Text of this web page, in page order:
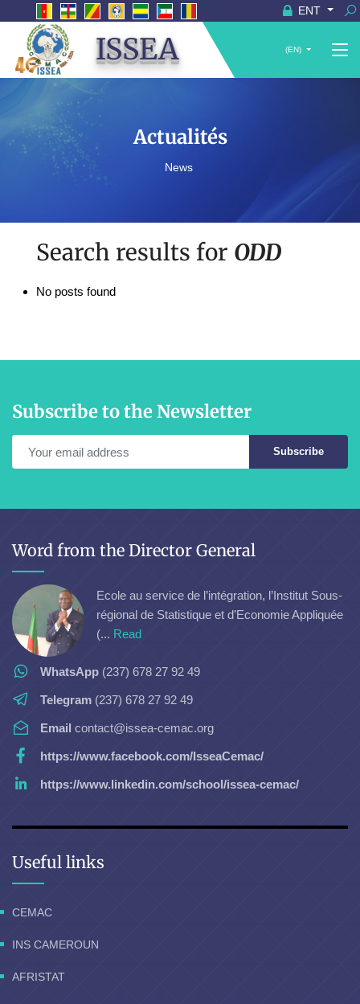
ENT
ISSEA (EN)
Actualités
News
Search results for ODD
No posts found
Subscribe to the Newsletter
Subscribe
Word from the Director General
Ecole au service de l’intégration, l’Institut Sous-
régional de Statistique et d’Economie Appliquée
(... Read
WhatsApp (237) 678 27 92 49
Telegram (237) 678 27 92 49
Email contact@issea-cemac.org
https://www.facebook.com/IsseaCemac/
https://www.linkedin.com/school/issea-cemac/
Useful links
CEMAC
INS CAMEROUN
AFRISTAT